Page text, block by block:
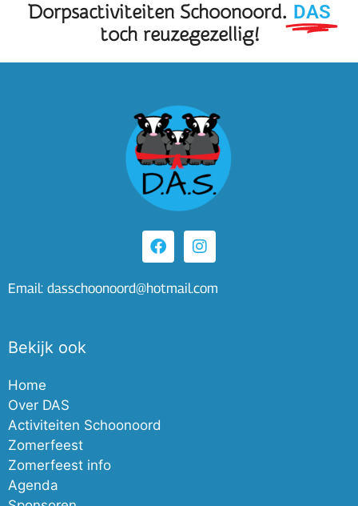
Dorpsactiviteiten Schoonoord. DAS
toch reuzegezellig!
Email: dasschoonoord@hotmail.com
Bekijk ook
Home
Over DAS
Activiteiten Schoonoord
Zomerfeest
Zomerfeest info
Agenda